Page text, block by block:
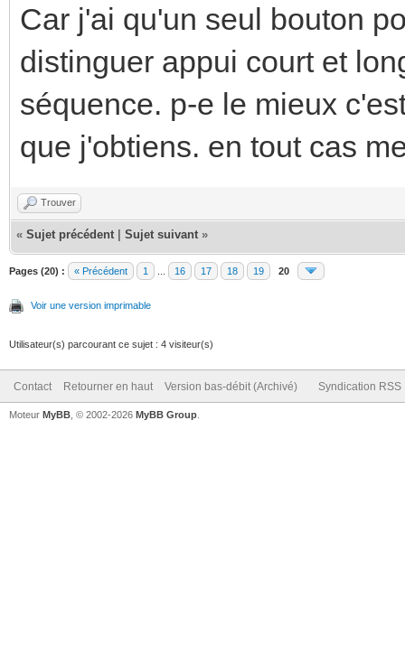
Car j'ai qu'un seul bouton
distinguer appui court et
séquence. p-e le mieux
que j'obtiens. en tout cas
Trouver
« Sujet précédent Sujet suivant »
Pages (20) : « Précédent 1 16 17 18 19 20
Voir une version imprimable
Utilisateur(s) parcourant ce sujet : 4 visiteur(s)
Contact Retourner en haut Version bas-débit (Archivé) Syndication RSS
Moteur MyBB , © 2002-2026 MyBB Group